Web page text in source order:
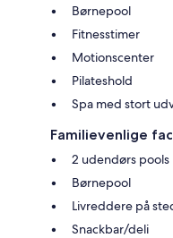
Børnepool
Fitnesstimer
Motionscenter
Pilateshold
Spa med stort
Familievenlige
2 udendørs pools
Børnepool
Livreddere på
Snackbar/deli